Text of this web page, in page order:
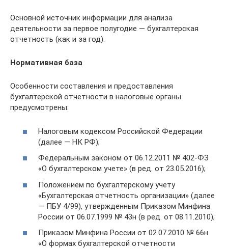
Основной источник информации для анализа
деятельности за первое полугодие — бухгалтерская
отчетность (как и за год).
Нормативная база
Особенности составления и предоставления
бухгалтерской отчетности в налоговые органы
предусмотрены:
Налоговым кодексом Российской Федерации
(далее — НК РФ);
Федеральным законом от 06.12.2011 № 402-ФЗ
«О бухгалтерском учете» (в ред. от 23.05.2016);
Положением по бухгалтерскому учету
«Бухгалтерская отчетность организации» (далее
— ПБУ 4/99), утвержденным Приказом Минфина
России от 06.07.1999 № 43н (в ред. от 08.11.2010);
Приказом Минфина России от 02.07.2010 № 66н
«О формах бухгалтерской отчетности